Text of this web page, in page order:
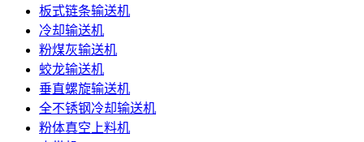
板式链条输送机
冷却输送机
粉煤灰输送机
蛟龙输送机
垂直螺旋输送机
全不锈钢冷却输送机
粉体真空上料机